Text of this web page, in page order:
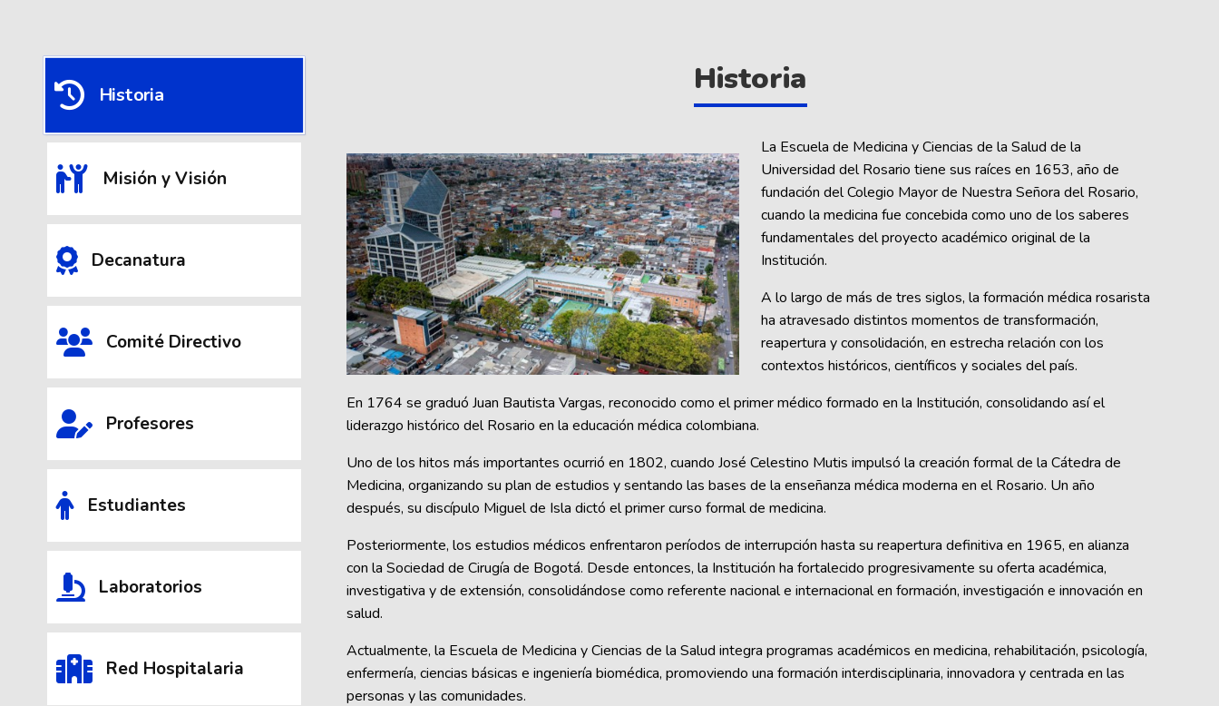
Historia
Misión y Visión
Decanatura
Comité Directivo
Profesores
Estudiantes
Laboratorios
Red Hospitalaria
Historia
La Escuela de Medicina y Ciencias de la Salud de la
Universidad del Rosario tiene sus raíces en 1653, año de
fundación del Colegio Mayor de Nuestra Señora del Rosario,
cuando la medicina fue concebida como uno de los saberes
fundamentales del proyecto académico original de la
Institución.
A lo largo de más de tres siglos, la formación médica rosarista
ha atravesado distintos momentos de transformación,
reapertura y consolidación, en estrecha relación con los
contextos históricos, científicos y sociales del país.
En 1764 se graduó Juan Bautista Vargas, reconocido como el primer médico formado en la Institución, consolidando así el
liderazgo histórico del Rosario en la educación médica colombiana.
Uno de los hitos más importantes ocurrió en 1802, cuando José Celestino Mutis impulsó la creación formal de la Cátedra de
Medicina, organizando su plan de estudios y sentando las bases de la enseñanza médica moderna en el Rosario. Un año
después, su discípulo Miguel de Isla dictó el primer curso formal de medicina.
Posteriormente, los estudios médicos enfrentaron períodos de interrupción hasta su reapertura definitiva en 1965, en alianza
con la Sociedad de Cirugía de Bogotá. Desde entonces, la Institución ha fortalecido progresivamente su oferta académica,
investigativa y de extensión, consolidándose como referente nacional e internacional en formación, investigación e innovación en
salud.
Actualmente, la Escuela de Medicina y Ciencias de la Salud integra programas académicos en medicina, rehabilitación, psicología,
enfermería, ciencias básicas e ingeniería biomédica, promoviendo una formación interdisciplinaria, innovadora y centrada en las
personas y las comunidades.